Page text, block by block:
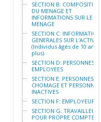
SECTION B: COMPOSITION
DU MENAGE ET
INFORMATIONS SUR LE
MENAGE
SECTION C: INFORMATIONS
GENERALES SUR L’ACTIVITE
(Individus âgés de 10 ans et
plus)
SECTION D: PERSONNES
EMPLOYEES
SECTION E: PERSONNES AU
CHOMAGE ET PERSONNES
INACTIVES
SECTION F: EMPLOYEURS
SECTION G: TRAVAILLEURS
POUR PROPRE COMPTE